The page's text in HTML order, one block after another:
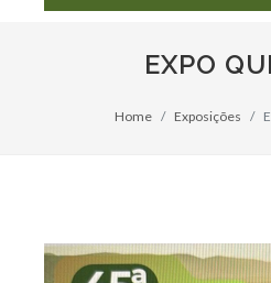
EXPO
Home Exposições